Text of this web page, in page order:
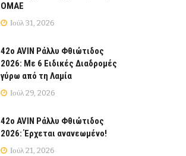
ΟΜΑΕ
Ιούλ 31, 2026
42ο AVIN Ράλλυ Φθιώτιδος
2026: Με 6 Ειδικές Διαδρομές
γύρω από τη Λαμία
Ιούλ 29, 2026
42ο AVIN Ράλλυ Φθιώτιδος
2026: Έρχεται ανανεωμένο!
Ιούλ 21, 2026